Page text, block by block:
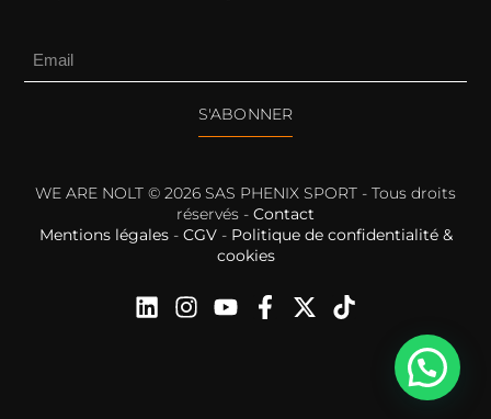
S'ABONNER
WE ARE NOLT © 2026 SAS PHENIX SPORT - Tous droits
réservés - Contact
Mentions légales- CGV- Politique de confidentialité &
cookies